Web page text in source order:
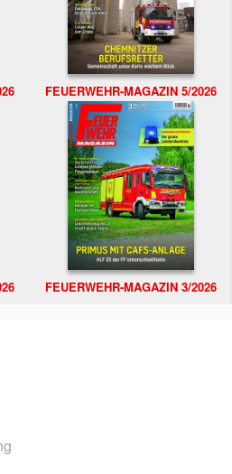
FEUERWEHR-MAGAZIN 5/2026
FEUERWEHR-MAGAZIN 3/2026